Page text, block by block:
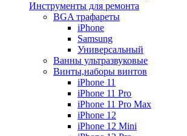
Инструменты для ремонта
BGA трафареты
iPhone
Samsung
Универсальный
Ванны ультразвуковые
Винты,наборы винтов
iPhone 11
iPhone 11 Pro
iPhone 11 Pro Max
iPhone 12
iPhone 12 Mini